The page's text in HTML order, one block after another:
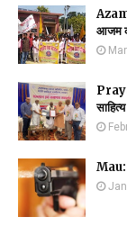
आजम
Mau:-